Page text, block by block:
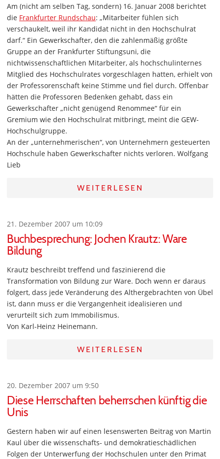
Am (nicht am selben Tag, sondern) 16. Januar 2008 berichtet
die Frankfurter Rundschau: „Mitarbeiter fühlen sich
verschaukelt, weil ihr Kandidat nicht in den Hochschulrat
darf.“ Ein Gewerkschafter, den die zahlenmäßig größte
Gruppe an der Frankfurter Stiftungsuni, die
nichtwissenschaftlichen Mitarbeiter, als hochschulinternes
Mitglied des Hochschulrates vorgeschlagen hatten, erhielt von
der Professorenschaft keine Stimme und fiel durch. Offenbar
hätten die Professoren Bedenken gehabt, dass ein
Gewerkschafter „nicht genügend Renommee“ für ein
Gremium wie den Hochschulrat mitbringt, meint die GEW-
Hochschulgruppe.
An der „unternehmerischen“, von Unternehmern gesteuerten
Hochschule haben Gewerkschafter nichts verloren. Wolfgang
Lieb
WEITERLESEN
21. Dezember 2007 um 10:09
Buchbesprechung: Jochen Krautz: Ware
Bildung
Krautz beschreibt treffend und faszinierend die
Transformation von Bildung zur Ware. Doch wenn er daraus
folgert, dass jede Veränderung des Althergebrachten von Übel
ist, dann muss er die Vergangenheit idealisieren und
verurteilt sich zum Immobilismus.
Von Karl-Heinz Heinemann.
WEITERLESEN
20. Dezember 2007 um 9:50
Diese Herrschaften beherrschen künftig die
Unis
Gestern haben wir auf einen lesenswerten Beitrag von Martin
Kaul über die wissenschafts- und demokratieschädlichen
Folgen der Unterwerfung der Hochschulen unter den Primat